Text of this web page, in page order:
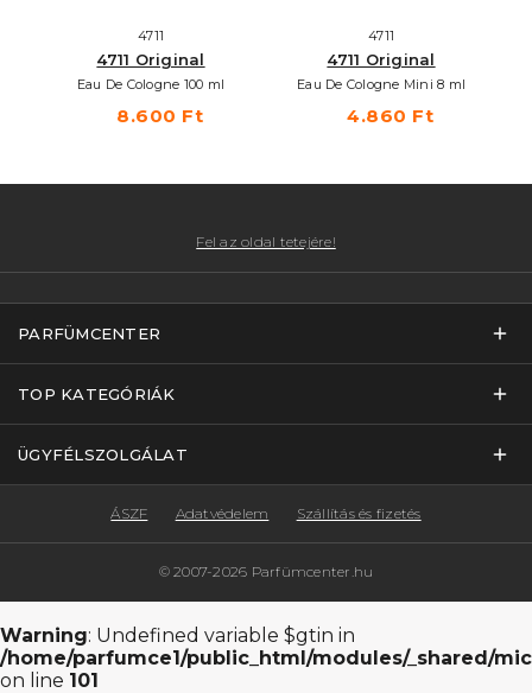
4711
4711 Original
Eau De Cologne 100 ml
8.600 Ft
4711
4711 Original
Eau De Cologne Mini 8 ml
4.860 Ft
Fel az oldal tetejére!
PARFÜMCENTER
TOP KATEGÓRIÁK
ÜGYFÉLSZOLGÁLAT
© 2007-2026 Parfümcenter.hu
ÁSZF Adatvédelem Szállítás és fizetés
Warning: Undefined variable $gtin in
/home/parfumce1/public_html/modules/_shared/
on line 101